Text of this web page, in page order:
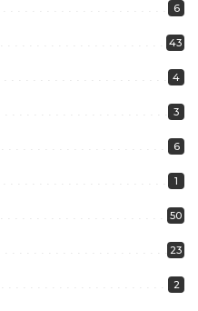
6
43
4
3
6
1
50
23
2